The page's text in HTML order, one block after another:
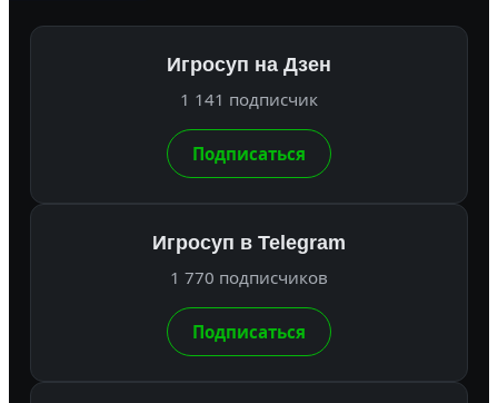
Игросуп на Дзен
1 141 подписчик
Подписаться
Игросуп в Telegram
1 770 подписчиков
Подписаться